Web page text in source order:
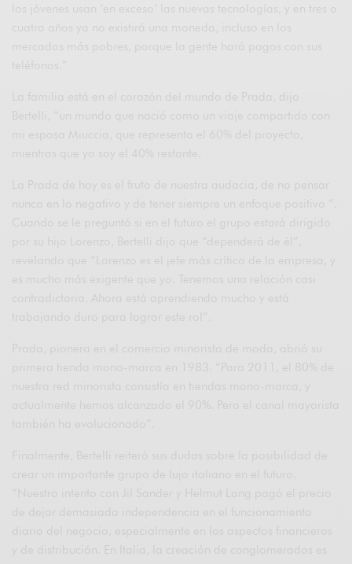
los jóvenes usan ‘en exceso’ las nuevas tecnologías, y en tres o
cuatro años ya no existirá una moneda, incluso en los
mercados más pobres, porque la gente hará pagos con sus
teléfonos.”
La familia está en el corazón del mundo de Prada, dijo